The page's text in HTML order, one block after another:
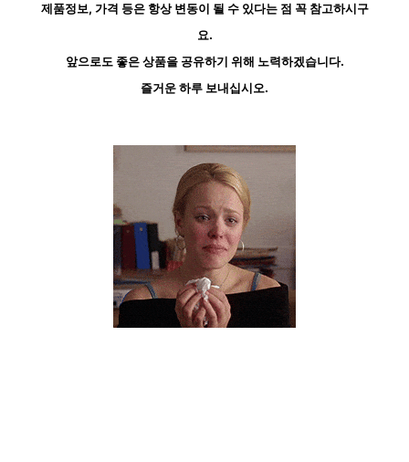
제품정보, 가격 등은 항상 변동이 될 수 있다는 점 꼭 참고하시구
요.
앞으로도 좋은 상품을 공유하기 위해 노력하겠습니다.
즐거운 하루 보내십시오.